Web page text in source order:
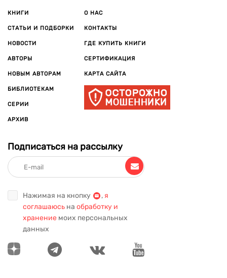
КНИГИ
СТАТЬИ И ПОДБОРКИ
НОВОСТИ
АВТОРЫ
НОВЫМ АВТОРАМ
БИБЛИОТЕКАМ
СЕРИИ
АРХИВ
О НАС
КОНТАКТЫ
ГДЕ КУПИТЬ КНИГИ
СЕРТИФИКАЦИЯ
КАРТА САЙТА
Подписаться на рассылку
Нажимая на кнопку , я
соглашаюсь на обработку и
хранение моих персональных
данных